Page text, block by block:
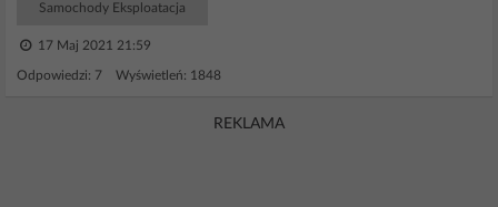
Samochody Eksploatacja
17 Maj 2021 21:59
Odpowiedzi: 7 Wyświetleń: 1848
REKLAMA